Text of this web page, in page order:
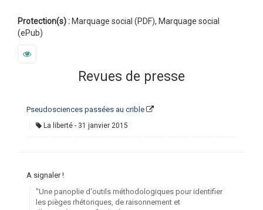
Protection(s) : Marquage social (PDF), Marquage social
(ePub)
Revues de presse
Pseudosciences passées au crible
La liberté 31 janvier 2015
A signaler !
"Une panoplie d'outils méthodologiques pour identifier
les pièges rhétoriques, de raisonnement et